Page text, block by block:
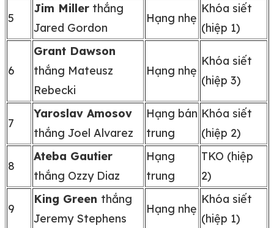
5
Jim Miller thắng
Jared Gordon
Hạng nhẹ
Khóa siết
(hiệp 1)
6
Grant Dawson
thắng Mateusz
Rebecki
Hạng nhẹ
Khóa siết
(hiệp 3)
7
Yaroslav Amosov
thắng Joel Alvarez
Hạng bán
trung
Khóa siết
(hiệp 2)
8
Ateba Gautier
thắng Ozzy Diaz
Hạng
trung
TKO (hiệp
2)
9
King Green thắng
Jeremy Stephens
Hạng nhẹ
Khóa siết
(hiệp 1)